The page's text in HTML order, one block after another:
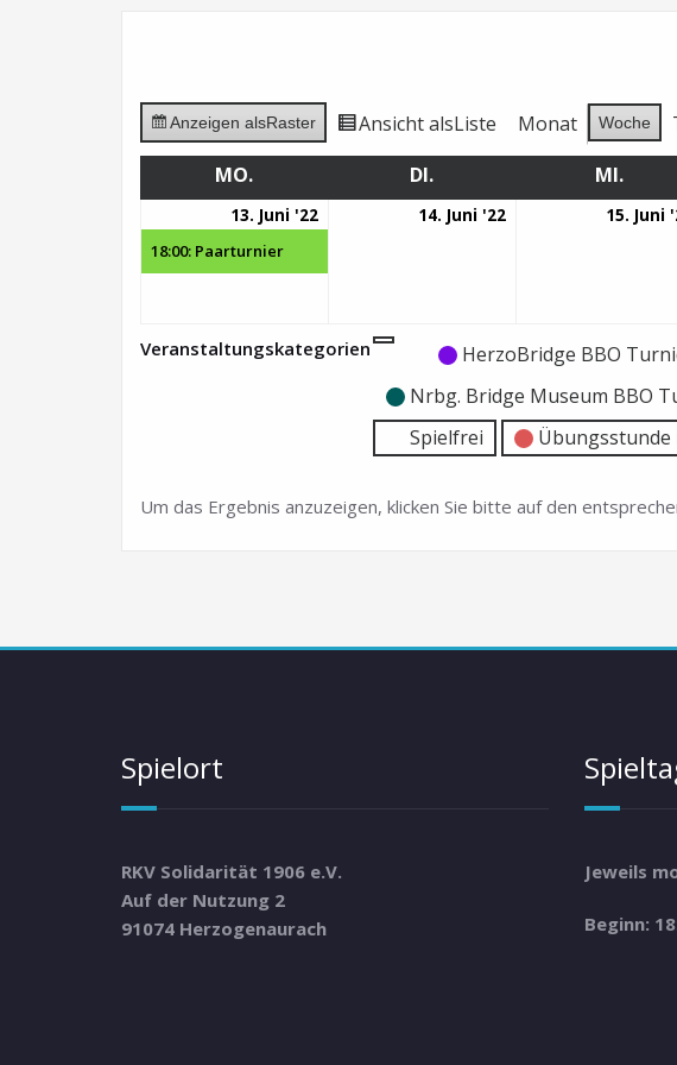
Anzeigen alsRaster Ansicht alsListe Monat Woche
MO.
DI. MI.
13. Juni '22
2022
18:00: Paarturnier
14. Juni '22 15. Juni
Veranstaltungskategorien
Kategorie
ohne
Titel
Kategorie
ohne
Titel
HerzoBridge BBO
Nrbg. Bridge Museum BBO
Spielfrei
Übungsstunde
Um das Ergebnis anzuzeigen, klicken Sie bitte auf den
Spielort
RKV Solidarität 1906 e.V.
Auf der Nutzung 2
91074 Herzogenaurach
Jeweils
Beginn: